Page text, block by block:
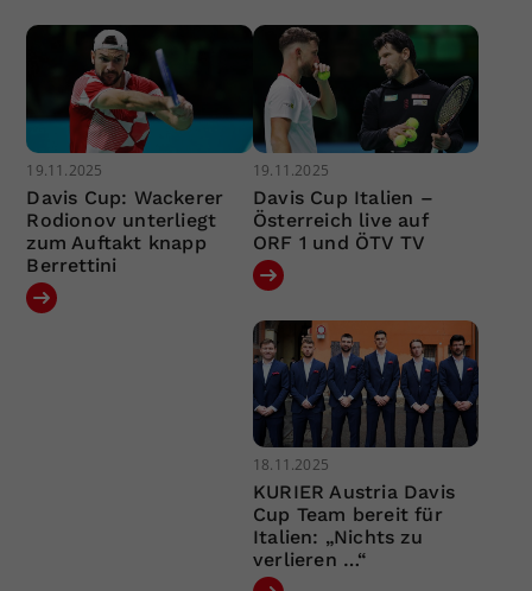
19.11.2025
Davis Cup: Wackerer
Rodionov unterliegt
zum Auftakt knapp
Berrettini
19.11.2025
Davis Cup Italien –
Österreich live auf
ORF 1 und ÖTV TV
18.11.2025
KURIER Austria Davis
Cup Team bereit für
Italien: „Nichts zu
verlieren …“